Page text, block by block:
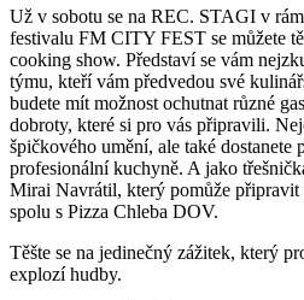
Už v sobotu se na REC. STAGI v
festivalu FM CITY FEST se můžete
cooking show. Představí se vám
týmu, kteří vám předvedou své
budete mít možnost ochutnat různé
dobroty, které si pro vás připravili.
špičkového umění, ale také
profesionální kuchyně. A jako
Mirai Navrátil, který pomůže připravit
spolu s Pizza Chleba DOV.
Těšte se na jedinečný zážitek, který
explozí hudby.